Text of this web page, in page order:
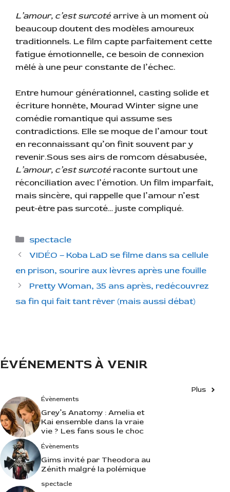
L’amour, c’est surcoté arrive à un moment où
beaucoup doutent des modèles amoureux
traditionnels. Le film capte parfaitement cette
fatigue émotionnelle, ce besoin de connexion
mêlé à une peur constante de l’échec.
Entre humour générationnel, casting solide et
écriture honnête, Mourad Winter signe une
comédie romantique qui assume ses
contradictions. Elle se moque de l’amour tout
en reconnaissant qu’on finit souvent par y
revenir.Sous ses airs de romcom désabusée,
L’amour, c’est surcoté raconte surtout une
réconciliation avec l’émotion. Un film imparfait,
mais sincère, qui rappelle que l’amour n’est
peut-être pas surcoté… juste compliqué.
C
a
é
g
o
spectacle
VIDÉO – Koba LaD se filme dans sa cellule
en prison, sourire aux lèvres après une fouille
Pretty Woman, 35 ans après, redécouvrez
sa fin qui fait tant rêver (mais aussi débat)
ÉVÉNEMENTS À VENIR
Plus
Évènements
Grey’s Anatomy : Amelia et
Kai ensemble dans la vraie
vie ? Les fans sous le choc
Évènements
Gims invité par Theodora au
Zénith malgré la polémique
spectacle